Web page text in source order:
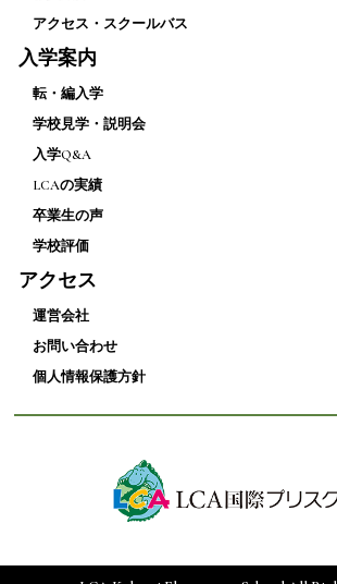
アクセス・スクールバス
入学案内
転・編入学
学校見学・説明会
入学Q&A
LCAの実績
卒業生の声
学校評価
アクセス
運営会社
お問い合わせ
個人情報保護方針